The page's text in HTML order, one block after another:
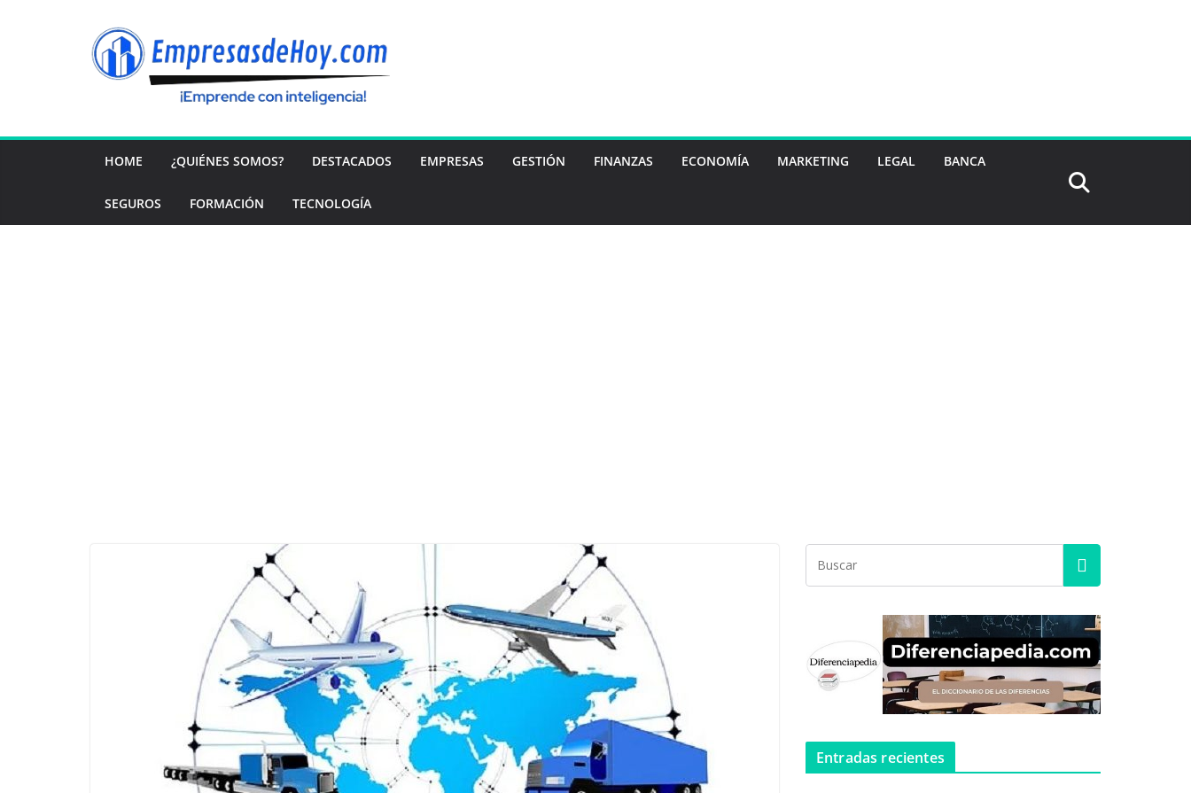
HOME ¿QUIÉNES SOMOS? DESTACADOS EMPRESAS GESTIÓN FINANZAS ECONOMÍA MARKETING LEGAL BANCA
SEGUROS FORMACIÓN TECNOLOGÍA
Entradas recientes